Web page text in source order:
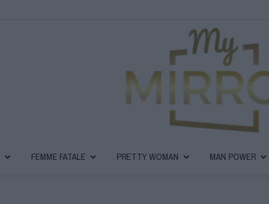
FEMME FATALE PRETTY WOMAN MAN POWER